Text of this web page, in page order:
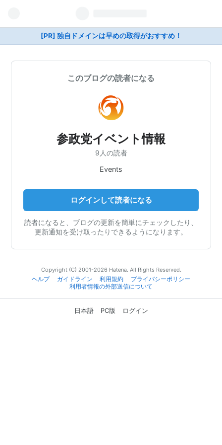
[PR] 独自ドメインは早めの取得がおすすめ！
このブログの読者になる
参政党イベント情報
9人の読者
Events
ログインして読者になる
読者になると、ブログの更新を簡単にチェックしたり、
更新通知を受け取ったりできるようになります。
Copyright (C) 2001-2026 Hatena. All Rights Reserved.
ヘルプ
ガイドライン 利用規約
プライバシーポリシー
利用者情報の外部送信について
日本語 PC版 ログイン